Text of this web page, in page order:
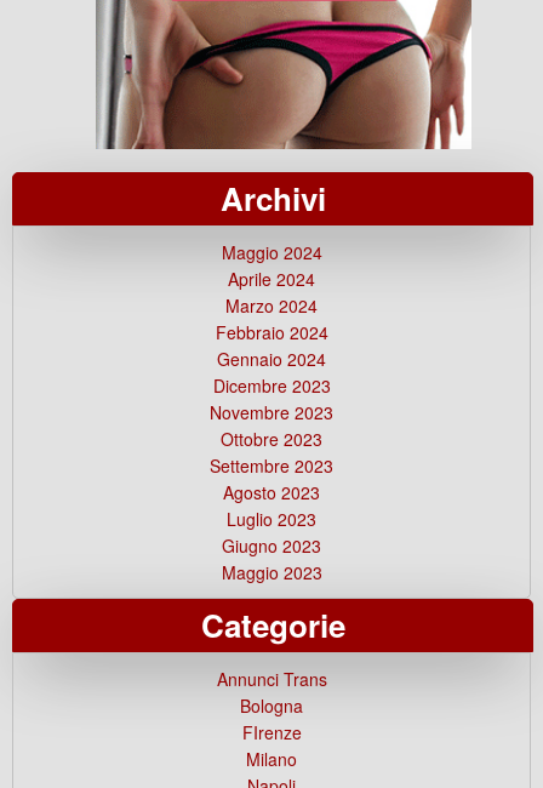
Archivi
Maggio 2024
Aprile 2024
Marzo 2024
Febbraio 2024
Gennaio 2024
Dicembre 2023
Novembre 2023
Ottobre 2023
Settembre 2023
Agosto 2023
Luglio 2023
Giugno 2023
Maggio 2023
Categorie
Annunci Trans
Bologna
FIrenze
Milano